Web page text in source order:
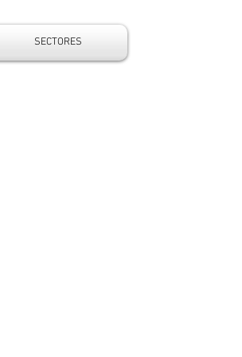
SECTORES